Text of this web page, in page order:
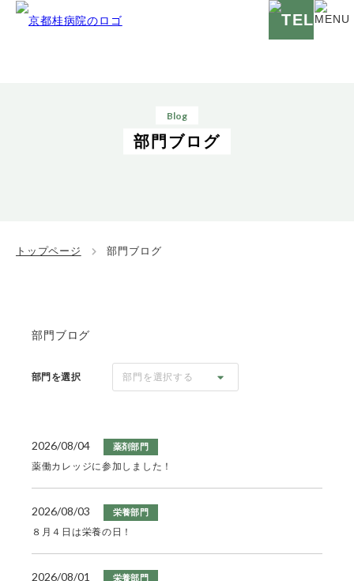
Blog
部門ブログ
トップページ 部門ブログ
部門ブログ
部門を選択 部門を選択する
2026/08/04 薬剤部門
薬働カレッジに参加しました！
2026/08/03 栄養部門
８月４日は栄養の日！
2026/08/01 栄養部門